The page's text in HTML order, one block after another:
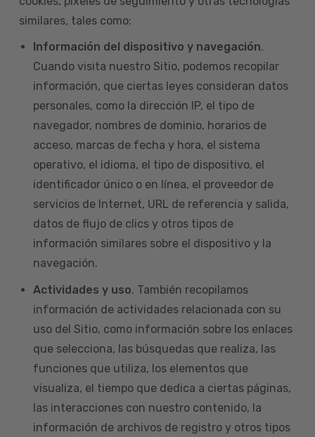
similares, tales como:
Información del dispositivo y navegación.
Cuando visita nuestro Sitio, podemos recopilar
información, que ciertas leyes consideran datos
personales, como la dirección IP, el tipo de
navegador, nombres de dominio, horarios de
acceso, marcas de fecha y hora, el sistema
operativo, el idioma, el tipo de dispositivo, el
identificador único o en línea, el proveedor de
servicios de Internet, URL de referencia y salida,
datos de flujo de clics y otros tipos de
información similares sobre el dispositivo y la
navegación.
Actividades y uso. También recopilamos
información de actividades relacionada con su
uso del Sitio, como información sobre los enlaces
que selecciona, las búsquedas que realiza, las
funciones que utiliza, los elementos que
visualiza, el tiempo que dedica a ciertas páginas,
las interacciones con nuestro contenido, la
información de archivos de registro y otros tipos